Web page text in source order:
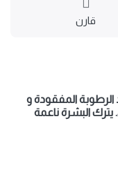
قارن
المفقودة و
البشرة ناعمة